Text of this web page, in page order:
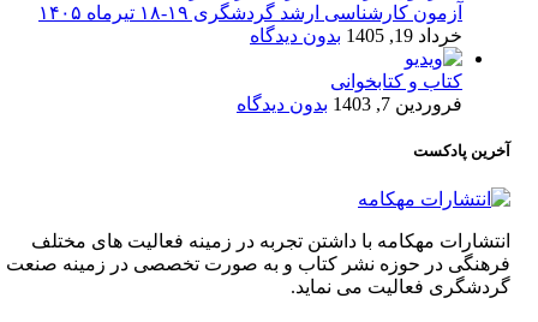
آزمون کارشناسی ارشد گردشگری ۱۹-۱۸ تیرماه ۱۴۰۵
خرداد 19, 1405
بدون دیدگاه
کتاب و کتابخوانی
فروردین 7, 1403
بدون دیدگاه
آخرین پادکست
انتشارات مهکامه با داشتن تجربه در زمینه فعالیت های مختلف
فرهنگی در حوزه نشر کتاب و به صورت تخصصی در زمینه صنعت
گردشگری فعالیت می نماید.